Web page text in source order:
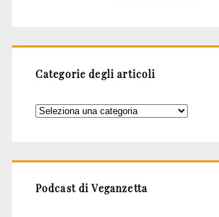
Categorie degli articoli
Categorie
Podcast di Veganzetta